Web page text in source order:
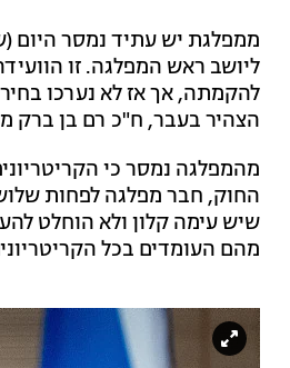
ממפלגת יש עתיד נמסר היום
להקמתה, אך אז לא נערכו
הצהיר בעבר, ח"כ רם בן ברק
מהמפלגה נמסר כי
החוק, חבר מפלגה לפחות
מהם העומדים בכל